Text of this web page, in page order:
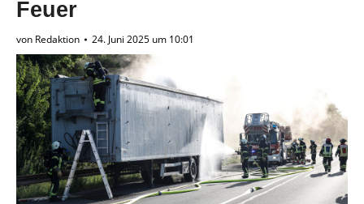
Feuer
von Redaktion 24. Juni 2025 um 10:01